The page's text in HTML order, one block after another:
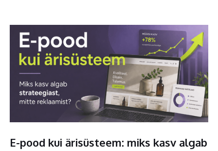
E-pood kui ärisüsteem: miks kasv algab